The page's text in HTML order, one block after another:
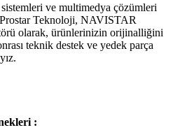
ve multimedya çözümleri
Teknoloji, NAVISTAR
olarak, ürünlerinizin orijinalliğini
teknik destek ve yedek parça
: